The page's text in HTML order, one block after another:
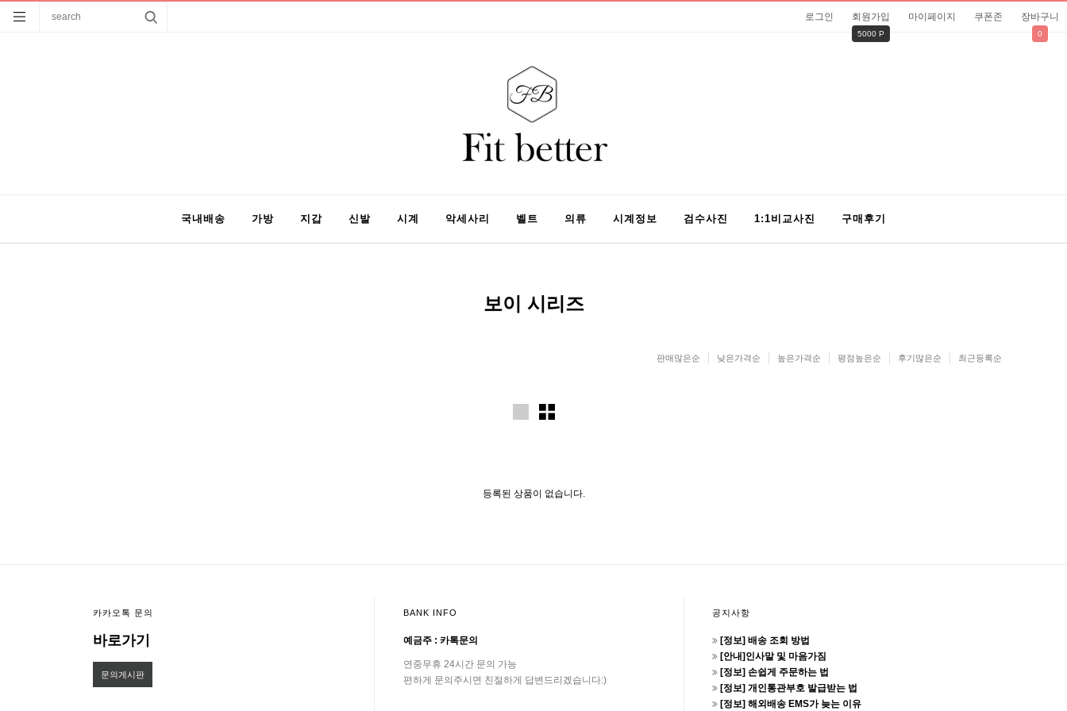
로그인 회원가입
5000 P
마이페이지 쿠폰존 장바구니
0
국내배송 가방 지갑 신발 시계 악세사리 벨트 의류 시계정보 검수사진 1:1비교사진 구매후기
보이 시리즈
판매많은순 낮은가격순 높은가격순 평점높은순 후기많은순 최근등록순
등록된 상품이 없습니다.
카카오톡 문의
바로가기
문의게시판
BANK INFO
예금주 : 카톡문의
연중무휴 24시간 문의 가능
편하게 문의주시면 친절하게 답변드리겠습니다:)
공지사항
[정보] 배송 조회 방법
[안내]인사말 및 마음가짐
[정보] 손쉽게 주문하는 법
[정보] 개인통관부호 발급받는 법
[정보] 해외배송 EMS가 늦는 이유